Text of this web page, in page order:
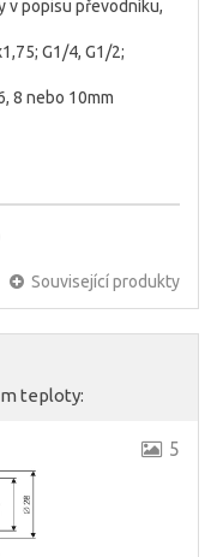
v popisu převodníku,
G1/4, G1/2;
8 nebo 10mm
Související produkty
teploty:
5